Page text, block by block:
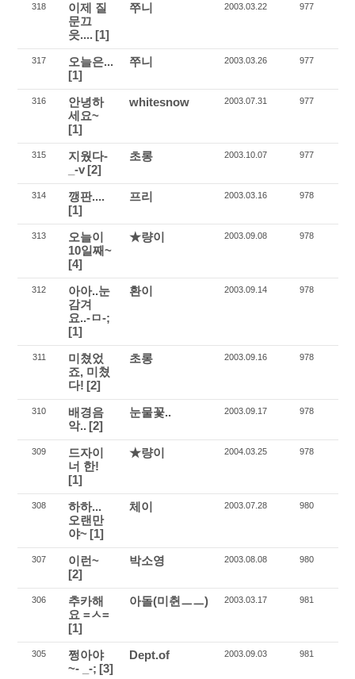
318
이제 질
문끄
읏.... [1]
쭈니 2003.03.22 977
317
오늘은...
[1]
쭈니 2003.03.26 977
316
안녕하
세요~
[1]
whitesnow 2003.07.31 977
315
지웠다-
_-v [2]
초롱 2003.10.07 977
314
깽판....
[1]
프리 2003.03.16 978
313
오늘이
10일째~
[4]
★량이 2003.09.08 978
312
아아..눈
감겨
요..-ㅁ-;
[1]
환이 2003.09.14 978
311
미쳤었
죠, 미쳤
다! [2]
초롱 2003.09.16 978
310
배경음
악.. [2]
눈물꽃.. 2003.09.17 978
309
드자이
너 한!
[1]
★량이 2004.03.25 978
308
하하...
오랜만
야~ [1]
체이 2003.07.28 980
307
이런~
[2]
박소영 2003.08.08 980
306
추카해
요 =ㅅ=
[1]
아돌(미췬ㅡㅡ) 2003.03.17 981
305
쩡아야
~- _-; [3]
Dept.of 2003.09.03 981